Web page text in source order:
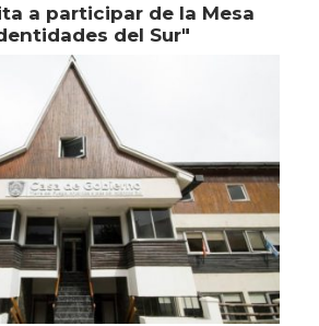
a participar de la Mesa
del Sur"